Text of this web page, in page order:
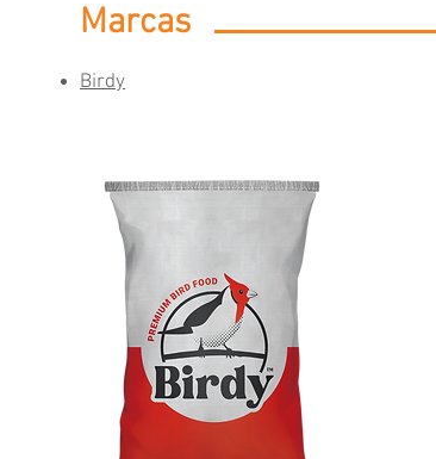
Marcas
Birdy